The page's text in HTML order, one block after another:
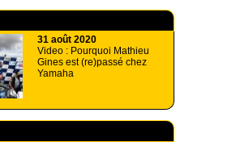
31 août 2020
Video : Pourquoi Mathieu
Gines est (re)passé chez
Yamaha